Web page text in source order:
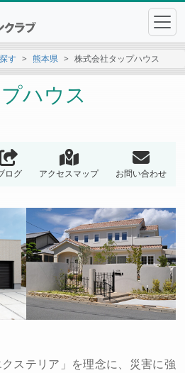
す 熊本県 株式会社タップハウス
ハウス
ログ アクセスマップ お問い合わせ
ステリア」を理念に、災害に強